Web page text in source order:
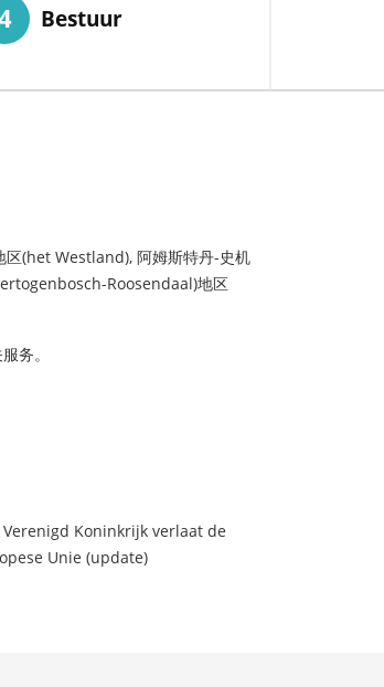
Bestuur
区(het Westland), 阿姆斯特丹-史机
Roosendaal)地区
务。
Verenigd Koninkrijk verlaat de
Unie (update)